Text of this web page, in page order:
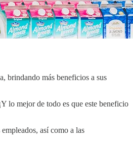
brindando más beneficios a sus
lo mejor de todo es que este beneficio
así como a las